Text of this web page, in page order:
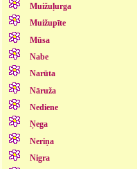
Muižuļurga
Muižupīte
Mūsa
Nabe
Narūta
Nāruža
Nediene
Ņega
Neriņa
Nigra